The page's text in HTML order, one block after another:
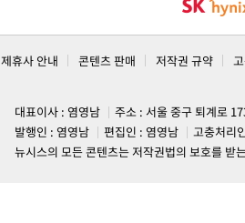
제휴사 안내 콘텐츠 판매 저작권 규약
대표이사 : 염영남
주소 : 서울 중구 퇴계로
발행인 : 염영남
편집인 : 염영남
고충처리
뉴시스의 모든 콘텐츠는 저작권법의 보호를